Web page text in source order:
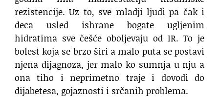
rezistencije. Uz to, sve mladji ljudi pa čak i
deca usled ishrane bogate ugljenim
hidratima sve češće oboljevaju od IR. To je
bolest koja se brzo širi a malo puta se postavi
njena dijagnoza, jer malo ko sumnja u nju a
ona tiho i neprimetno traje i dovodi do
dijabetesa, gojaznosti i srčanih problema.